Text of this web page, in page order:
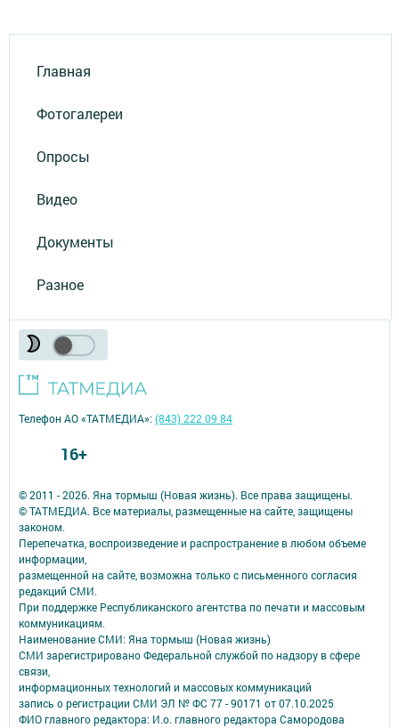
Главная
Фотогалереи
Опросы
Видео
Документы
Разное
© 2011 - 2026. Яна тормыш (Новая жизнь). Все права защищены.
© ТАТМЕДИА. Все материалы, размещенные на сайте, защищены
законом.
Перепечатка, воспроизведение и распространение в любом объеме
информации,
размещенной на сайте, возможна только с письменного согласия
редакций СМИ.
При поддержке Республиканского агентства по печати и массовым
коммуникациям.
Наименование СМИ: Яна тормыш (Новая жизнь)
СМИ зарегистрировано Федеральной службой по надзору в сфере
связи,
информационных технологий и массовых коммуникаций
запись о регистрации СМИ ЭЛ № ФС 77 - 90171 от 07.10.2025
ФИО главного редактора: И.о. главного редактора Самородова
Телефон АО «ТАТМЕДИА»:(843) 222 09 84
16+